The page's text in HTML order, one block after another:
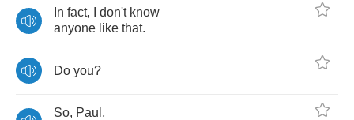
In fact, don't know
anyone like that.
Do you?
So, Paul ,